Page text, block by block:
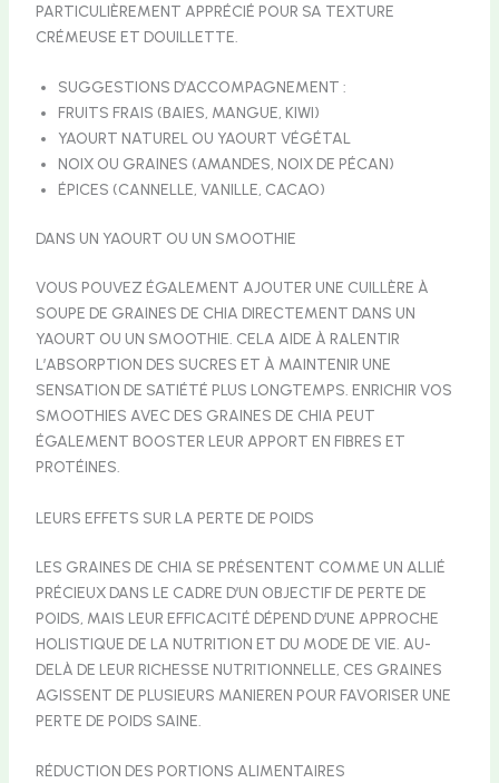
PARTICULIÈREMENT APPRÉCIÉ POUR SA TEXTURE
CRÉMEUSE ET DOUILLETTE.
SUGGESTIONS D’ACCOMPAGNEMENT :
FRUITS FRAIS (BAIES, MANGUE, KIWI)
YAOURT NATUREL OU YAOURT VÉGÉTAL
NOIX OU GRAINES (AMANDES, NOIX DE PÉCAN)
ÉPICES (CANNELLE, VANILLE, CACAO)
DANS UN YAOURT OU UN SMOOTHIE
VOUS POUVEZ ÉGALEMENT AJOUTER UNE CUILLÈRE À
SOUPE DE GRAINES DE CHIA DIRECTEMENT DANS UN
YAOURT OU UN SMOOTHIE. CELA AIDE À RALENTIR
L’ABSORPTION DES SUCRES ET À MAINTENIR UNE
SENSATION DE SATIÉTÉ PLUS LONGTEMPS. ENRICHIR VOS
SMOOTHIES AVEC DES GRAINES DE CHIA PEUT
ÉGALEMENT BOOSTER LEUR APPORT EN FIBRES ET
PROTÉINES.
LEURS EFFETS SUR LA PERTE DE POIDS
LES GRAINES DE CHIA SE PRÉSENTENT COMME UN ALLIÉ
PRÉCIEUX DANS LE CADRE D’UN OBJECTIF DE PERTE DE
POIDS, MAIS LEUR EFFICACITÉ DÉPEND D’UNE APPROCHE
HOLISTIQUE DE LA NUTRITION ET DU MODE DE VIE. AU-
DELÀ DE LEUR RICHESSE NUTRITIONNELLE, CES GRAINES
AGISSENT DE PLUSIEURS MANIEREN POUR FAVORISER UNE
PERTE DE POIDS SAINE.
RÉDUCTION DES PORTIONS ALIMENTAIRES